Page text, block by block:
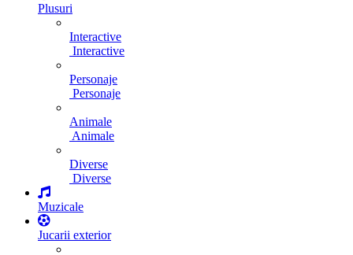
Plusuri
Interactive
Interactive
Personaje
Personaje
Animale
Animale
Diverse
Diverse
Muzicale
Jucarii exterior